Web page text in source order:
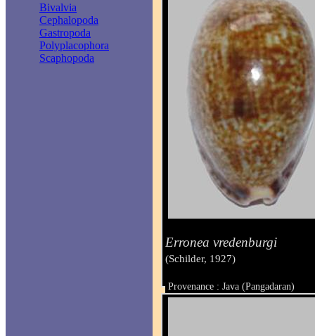
Bivalvia
Cephalopoda
Gastropoda
Polyplacophora
Scaphopoda
Erronea vredenburgi
(Schilder, 1927)
Provenance : Java (Pangadaran)
Taille : 32.4 mm